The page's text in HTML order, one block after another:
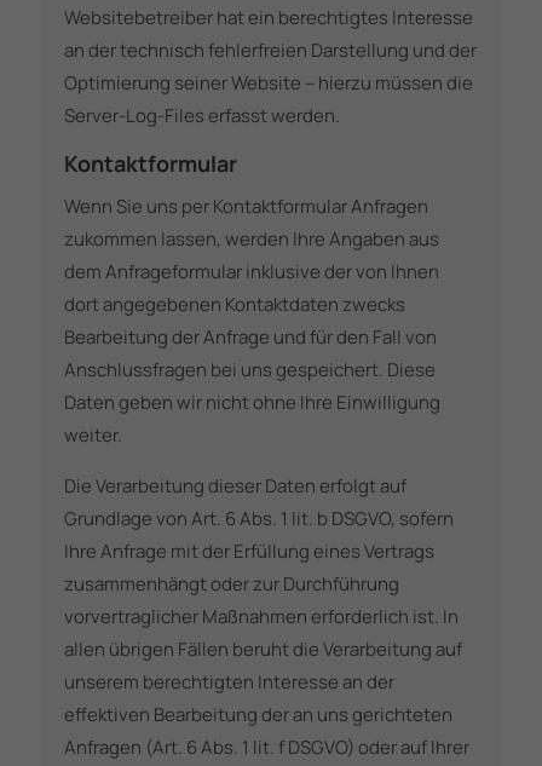
Websitebetreiber hat ein berechtigtes Interesse
an der technisch fehlerfreien Darstellung und der
Optimierung seiner Website – hierzu müssen die
Server-Log-Files erfasst werden.
Kontaktformular
Wenn Sie uns per Kontaktformular Anfragen
zukommen lassen, werden Ihre Angaben aus
dem Anfrageformular inklusive der von Ihnen
dort angegebenen Kontaktdaten zwecks
Bearbeitung der Anfrage und für den Fall von
Anschlussfragen bei uns gespeichert. Diese
Daten geben wir nicht ohne Ihre Einwilligung
weiter.
Die Verarbeitung dieser Daten erfolgt auf
Grundlage von Art. 6 Abs. 1 lit. b DSGVO, sofern
Ihre Anfrage mit der Erfüllung eines Vertrags
zusammenhängt oder zur Durchführung
vorvertraglicher Maßnahmen erforderlich ist. In
allen übrigen Fällen beruht die Verarbeitung auf
unserem berechtigten Interesse an der
effektiven Bearbeitung der an uns gerichteten
Anfragen (Art. 6 Abs. 1 lit. f DSGVO) oder auf Ihrer